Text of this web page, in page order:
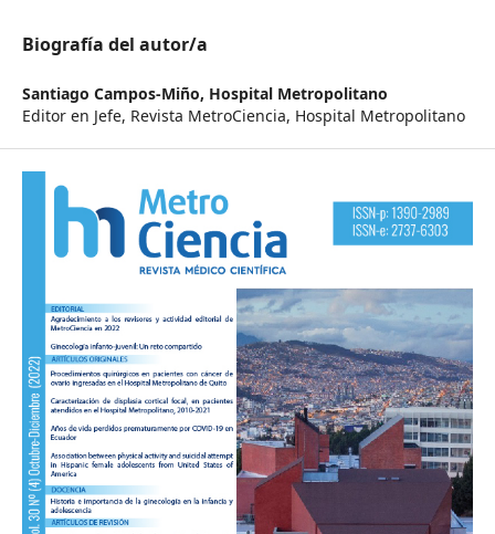
Biografía del autor/a
Santiago Campos-Miño, Hospital Metropolitano
Editor en Jefe, Revista MetroCiencia, Hospital Metropolitano